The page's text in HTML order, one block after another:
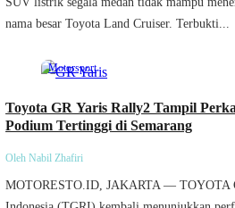
nama besar Toyota Land Cruiser. Terbukti...
Motorsport
Toyota GR Yaris Rally2 Tampil
Podium Tertinggi di Semarang
Oleh Nabil Zhafiri
MOTORESTO.ID, JAKARTA — TOYOTA